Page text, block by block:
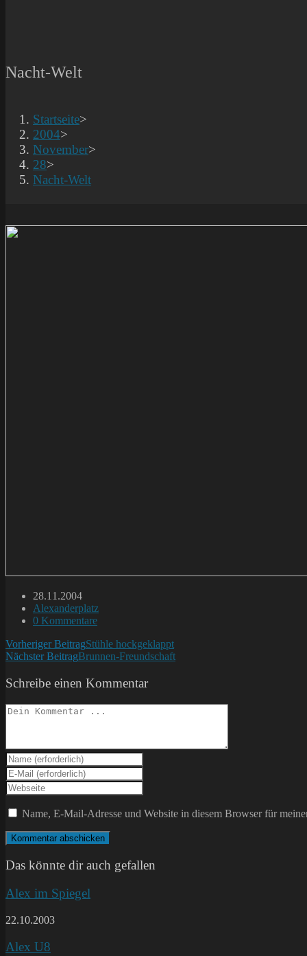
Nacht-Welt
Startseite>
2004>
November>
28>
Nacht-Welt
Beitrag
veröffentlicht:
28.11.2004
Beitrags-
Kategorie:
Alexanderplatz
Beitrags-
0 Kommentare
Weitere
Artikel
ansehen
Vorheriger BeitragStühle hockgeklappt
Nächster BeitragBrunnen-Freundschaft
Schreibe einen Kommentar
Kommentieren
Gib
deinen
Namen
oder
Benutzernamen
zum
Kommentieren
ein
Gib
deine
E-
Mail-
Adresse
zum
Kommentieren
ein
Gib
deine
Website-
ein
(optional)
Name, E-Mail-Adresse und Website in diesem Browser für
Das könnte dir auch gefallen
Alex im Spiegel
22.10.2003
Alex U8